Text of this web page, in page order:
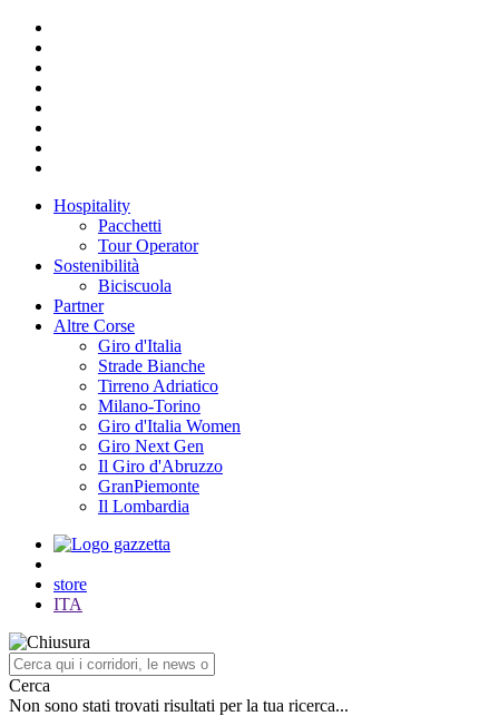
Hospitality
Pacchetti
Tour Operator
Sostenibilità
Biciscuola
Partner
Altre Corse
Giro d'Italia
Strade Bianche
Tirreno Adriatico
Milano-Torino
Giro d'Italia Women
Giro Next Gen
Il Giro d'Abruzzo
GranPiemonte
Il Lombardia
store
ITA
Cerca
Non sono stati trovati risultati per la tua ricerca...